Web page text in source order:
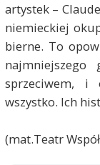
artystek –
niemieckiej
bierne. To
sprzeciwem, i
wszystko. Ich
(mat.Teatr